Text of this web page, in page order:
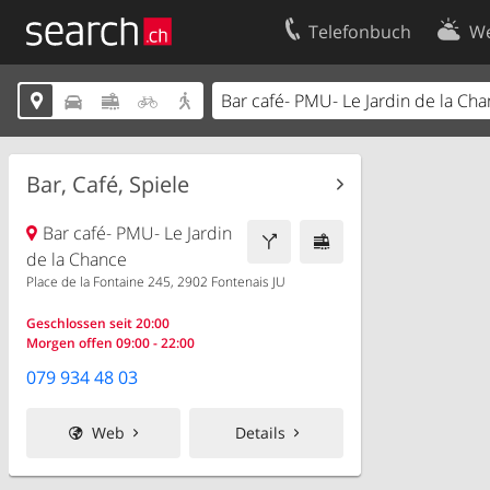
Telefonbuch
    
Bar, Café, Spiele
Bar café- PMU- Le Jardin
de la Chance
Place de la Fontaine 245, 2902 Fontenais JU
Geschlossen seit 20:00
Morgen offen 09:00 - 22:00
079 934 48 03
Web Details
Ihr Eintrag
Kundencenter Geschäftskunden
Impressum
Kontakt